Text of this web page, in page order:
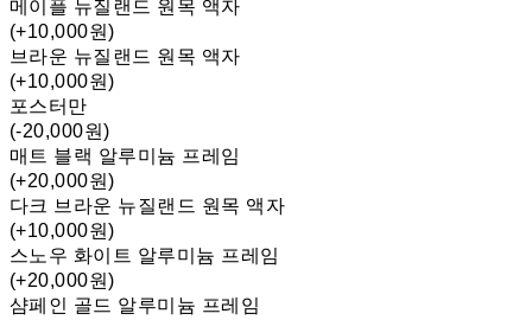
메이플 뉴질랜드 원목 액자
(+10,000원)
브라운 뉴질랜드 원목 액자
(+10,000원)
포스터만
(-20,000원)
매트 블랙 알루미늄 프레임
(+20,000원)
다크 브라운 뉴질랜드 원목 액자
(+10,000원)
스노우 화이트 알루미늄 프레임
(+20,000원)
샴페인 골드 알루미늄 프레임